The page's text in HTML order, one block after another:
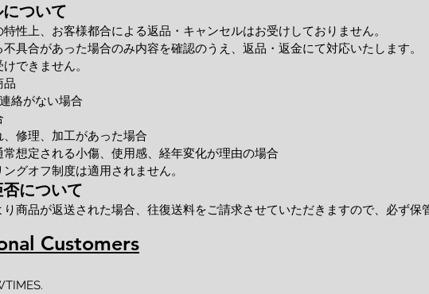
ついて
性上、お客様都合による返品・キャンセルはお受けしておりません。
具合があった場合のみ内容を確認のうえ、返品・返金にて対応いたします。
できません。
品
絡がない場合
修理、加工があった場合
想定される小傷、使用感、経年変化が理由の場合
グオフ制度は適用されません。
について
り商品が返送された場合、往復送料をご請求させていただきますので、必ず保
Customers